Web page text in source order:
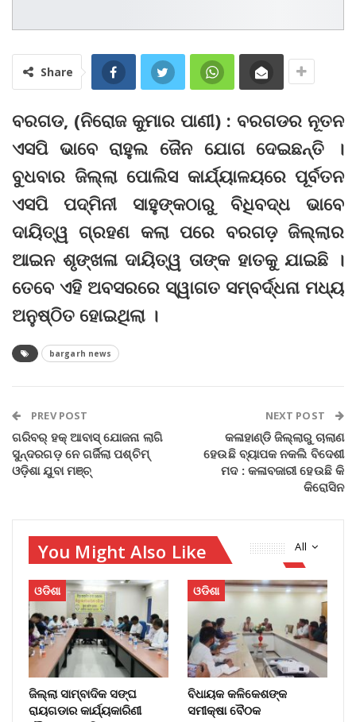
Share
ବରଗଡ, (ନିରୋଜ କୁମାର ପାଣୀ) : ବରଗଡର ନୂତନ
ଏସପି ଭାବେ ରାହୁଲ ଜୈନ ଯୋଗ ଦେଇଛନ୍ତି ।
ବୁଧବାର ଜିଲ୍ଲା ପୋଲିସ କାର୍ଯ୍ୟାଳୟରେ ପୂର୍ବତନ
ଏସପି ପଦ୍ମିନୀ ସାହୁଙ୍କଠାରୁ ବିଧିବଦ୍ଧ ଭାବେ
ଦାୟିତ୍ୱ ଗ୍ରହଣ କଲା ପରେ ବରଗଡ଼ ଜିଲ୍ଲାର
ଆଇନ ଶୃଙ୍ଖଳା ଦାୟିତ୍ୱ ତାଙ୍କ ହାତକୁ ଯାଇଛି ।
ତେବେ ଏହି ଅବସରରେ ସ୍ୱାଗତ ସମ୍ବର୍ଦ୍ଧନା ମଧ୍ୟ
ଅନୁଷ୍ଠିତ ହୋଇଥିଲା ।
bargarh news
PREV POST
ଗରିବର୍ ହକ୍ ଆବାସ୍ ଯୋଜନା ଲାଗି
ସୁନ୍ଦରଗଡ଼ ନେ ଗର୍ଜିଲା ପଶ୍ଚିମ୍
ଓଡ଼ିଶା ଯୁବା ମଞ୍ଚ୍
NEXT POST
କଳାହାଣ୍ଡି ଜିଲ୍ଲାରୁ ଚାଲାଣ
ହେଉଛି ବ୍ୟାପକ ନକଲି ବିଦେଶୀ
ମଦ : କଳାବଜାରୀ ହେଉଛି କି
କିରୋସିନ
All
You Might Also Like
ଓଡିଶା
ଜିଲ୍ଲା ସାମ୍ବାଦିକ ସଙ୍ଘ
ରାୟଗଡାର କାର୍ଯ୍ୟକାରିଣୀ
ଓଡିଶା
ବିଧାୟକ କଳିକେଶଙ୍କ
ସମୀକ୍ଷା ବୈଠକ